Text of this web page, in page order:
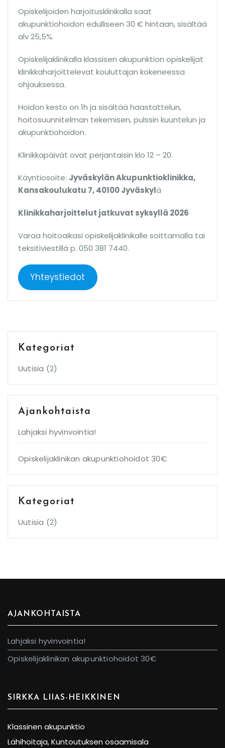
Opiskelijoiden harjoitusklinikalla saat
akupunktiohoidon edulliseen 30 € hintaan, sisältää
alv 25,5%.
Opiskelijaklinikalla klassisen akupunktion opiskelijat
klinikkaharjoittelevat kouluttajan kokeneessa
ohjauksessa.
Hoidon kesto on 1h ja sisältää haastattelun,
hoitosuunnitelman tekemisen, pulssin kuuntelun ja
akupunktiohoidon.
Klinikkapäivät ovat perjantaisin klo 12 – 20.
Käyntiosoite: Jyväskylän Akupunktioklinikka,
Kansakoulukatu 7, 40100 Jyväskylä
Klinikkaharjoittelut jatkuvat syksyllä 2026
Varaa hoitoaikasi opiskelijaklinikalle soittamalla tai
teksitiviestillä p. 050 381 7440.
Yhteystiedot
Kategoriat
Uutisia (2)
Ajankohtaista
Lahjaksi hyvinvointia!
Opiskelijaklinikan akupunktiohoidot 30€
Kategoriat
Uutisia (2)
AJANKOHTAISTA
Lahjaksi hyvinvointia!
Opiskelijaklinikan akupunktiohoidot 30€
SIRKKA LIIAS-HEIKKINEN
Klassinen akupunktio
Lähihoitaja, Kuntoutuksen osaamisala